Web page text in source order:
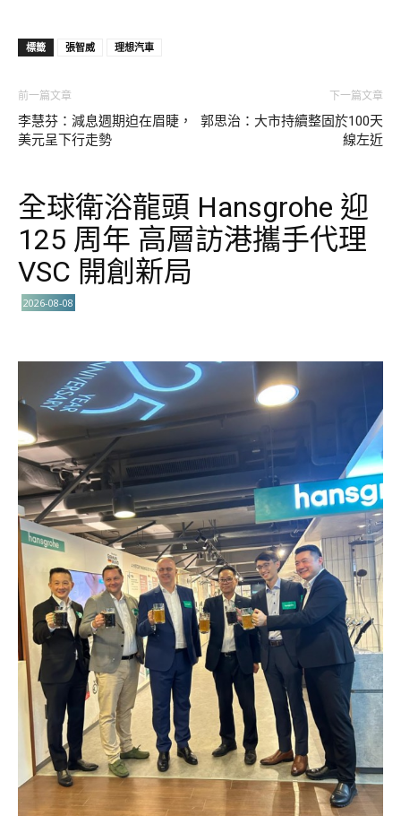
標籤 張智威 理想汽車
前一篇文章
李慧芬：減息週期迫在眉睫，
美元呈下行走勢
下一篇文章
郭思治：大市持續整固於100天
線左近
全球衛浴龍頭 Hansgrohe 迎
125 周年 高層訪港攜手代理
VSC 開創新局
2026-08-08